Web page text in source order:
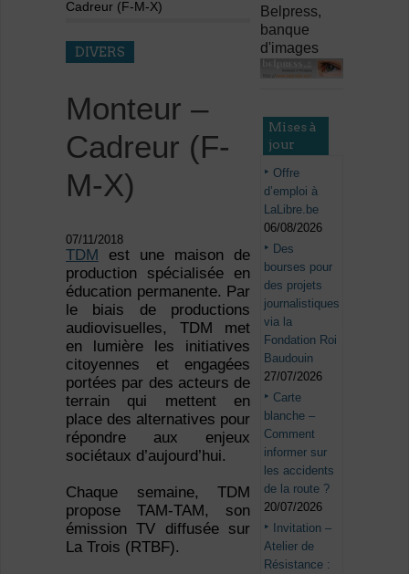
Cadreur (F-M-X)
DIVERS
Monteur –
Cadreur (F-
M-X)
07/11/2018
TDM
est une maison de
production spécialisée en
éducation permanente. Par
le biais de productions
audiovisuelles, TDM met
en lumière les initiatives
citoyennes et engagées
portées par des acteurs de
terrain qui mettent en
place des alternatives pour
répondre aux enjeux
sociétaux d’aujourd’hui.
Chaque semaine, TDM
propose TAM-TAM, son
émission TV diffusée sur
La Trois (RTBF).
Belpress,
banque
d'images
Mises à
jour
Offre
d’emploi à
LaLibre.be
06/08/2026
Des
bourses pour
des projets
journalistiques
via la
Fondation Roi
Baudouin
27/07/2026
Carte
blanche –
Comment
informer sur
les accidents
de la route ?
20/07/2026
Invitation –
Atelier de
Résistance :